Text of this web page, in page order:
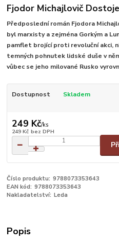
Fjodor Michajlovič
Předposlední román Fjodora
byl marxisty a zejména Gorkým a
pamflet brojící proti revoluční akci,
temných pohnutek lidské duše v
vůbec se jeho milované Rusko
Dostupnost Skladem
249 Kč/ks
249 Kč bez DPH
Číslo produktu: 9788073353643
EAN kód: 9788073353643
Nakladatelství: Leda
Popis